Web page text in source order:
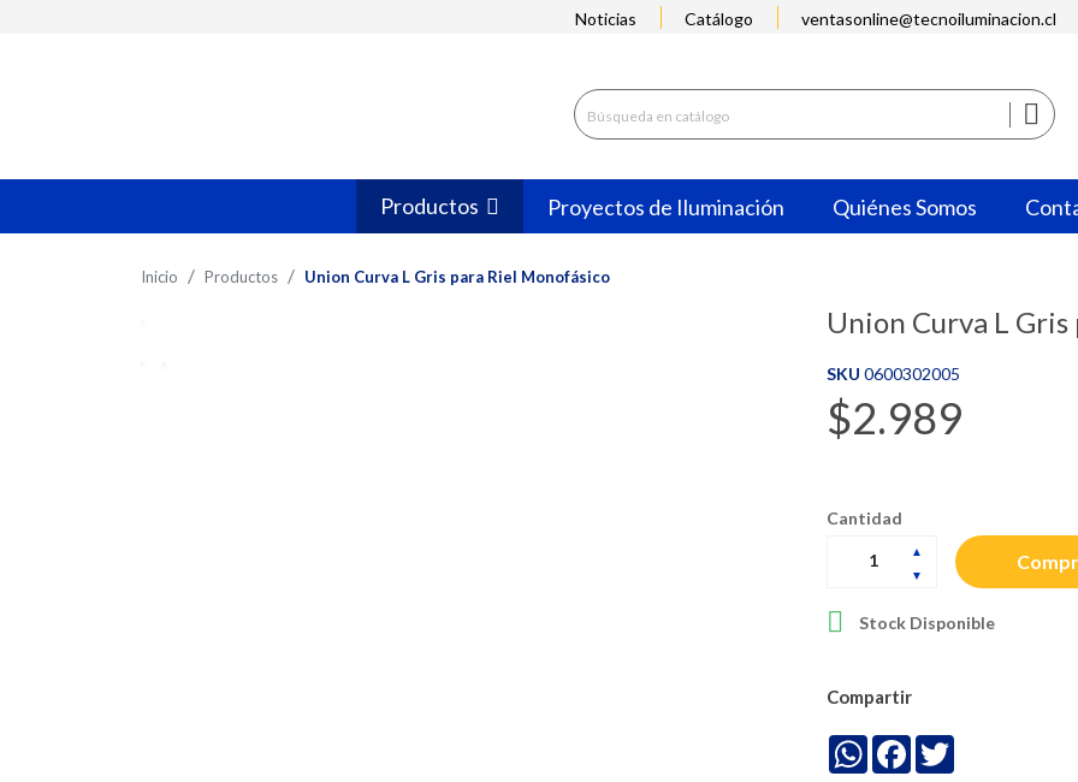
Noticias Catálogo ventasonline@tecnoiluminacion.cl

Productos Proyectos de Iluminación Quiénes Somos
Inicio Productos Union Curva L Gris para Riel Monofásico
Union Curva L
SKU 0600302005
$2.989
Cantidad
 Stock Disponible
Compartir
WhatsApp
Facebook